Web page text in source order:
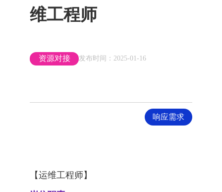
维工程师
资源对接 发布时间： 2025-01-16
响应需求
【运维工程师】